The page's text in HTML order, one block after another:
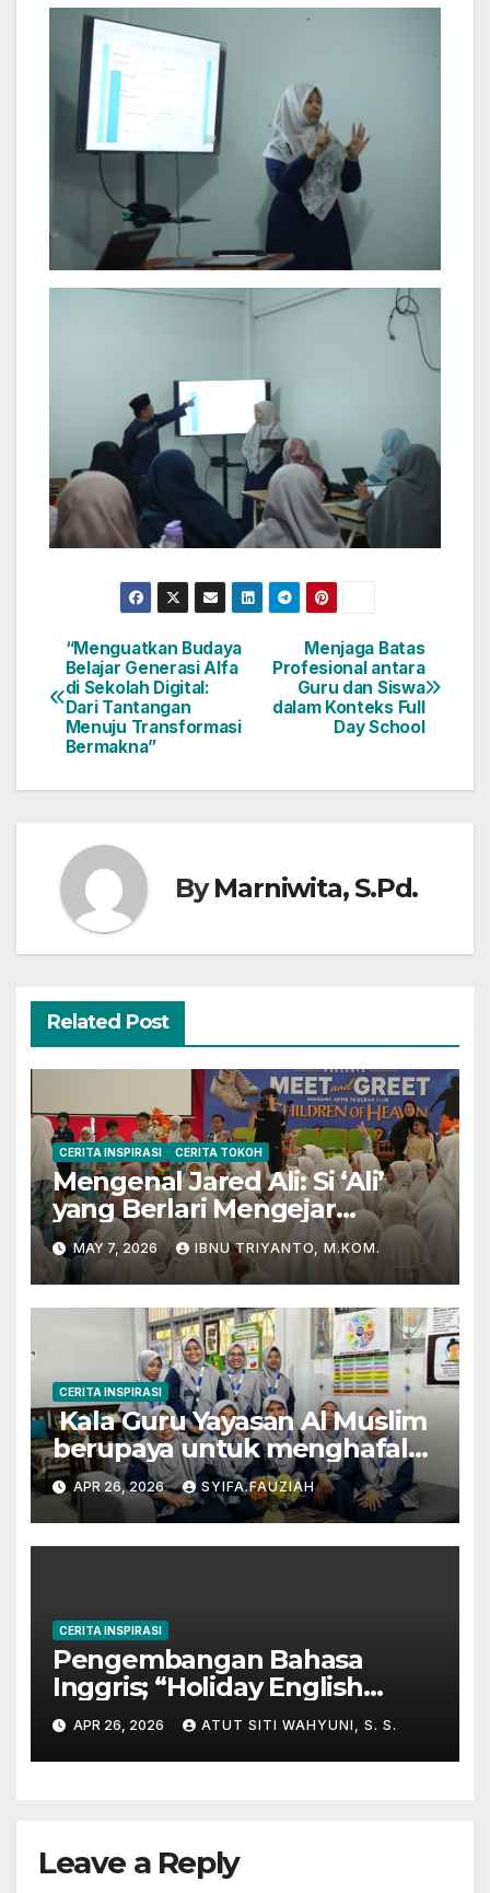
Post
navigation
Menjaga Batas
Profesional antara
Guru dan Siswa
dalam Konteks Full
Day School
“Menguatkan Budaya
Belajar Generasi Alfa
di Sekolah Digital:
Dari Tantangan
Menuju Transformasi
Bermakna”
ByMarniwita, S.Pd.
Related Post
CERITA INSPIRASI CERITA TOKOH
Mengenal Jared Ali: Si ‘Ali’
yang Berlari Mengejar
Prestasi di Dunia Film dan
Akademik
MAY 7, 2026 IBNU TRIYANTO, M.KOM.
CERITA INSPIRASI
Kala Guru Yayasan Al Muslim
berupaya untuk menghafal
Al-Qur’an
APR 26, 2026 SYIFA.FAUZIAH
CERITA INSPIRASI
Pengembangan Bahasa
Inggris; “Holiday English
Program” di Kampung
Inggris-Pare
APR 26, 2026 ATUT SITI WAHYUNI, S. S.
Leave a Reply